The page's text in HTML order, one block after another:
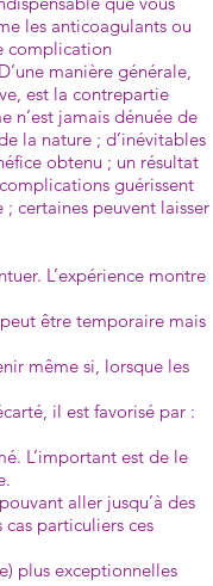
les anticoagulants ou
complication
manière générale,
est la contrepartie
n’est jamais dénuée de
la nature ; d’inévitables
obtenu ; un résultat
guérissent
certaines peuvent laisser
L’expérience montre
être temporaire mais
même si, lorsque les
il est favorisé par :
L’important est de le
aller jusqu’à des
particuliers ces
plus exceptionnelles